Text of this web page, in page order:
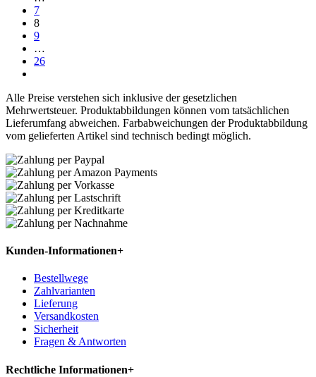
7
8
9
…
26
Alle Preise verstehen sich inklusive der gesetzlichen
Mehrwertsteuer. Produktabbildungen können vom tatsächlichen
Lieferumfang abweichen. Farbabweichungen der Produktabbildung
vom gelieferten Artikel sind technisch bedingt möglich.
Kunden-Informationen+
Bestellwege
Zahlvarianten
Lieferung
Versandkosten
Sicherheit
Fragen & Antworten
Rechtliche Informationen+